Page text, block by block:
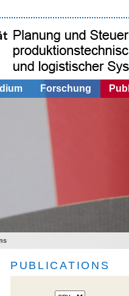
Forschung
PUBLICATIONS